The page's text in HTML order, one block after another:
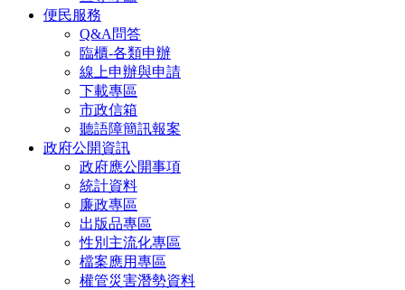
便民服務
Q&A問答
臨櫃-各類申辦
線上申辦與申請
下載專區
市政信箱
聽語障簡訊報案
政府公開資訊
政府應公開事項
統計資料
廉政專區
出版品專區
性別主流化專區
檔案應用專區
權管災害潛勢資料